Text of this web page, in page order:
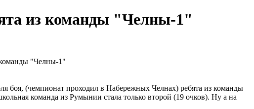
из команды "Челны-1"
боя, (чемпионат проходил в Набережных Челнах) ребята из команды
команда из Румынии стала только второй (19 очков). Ну а на